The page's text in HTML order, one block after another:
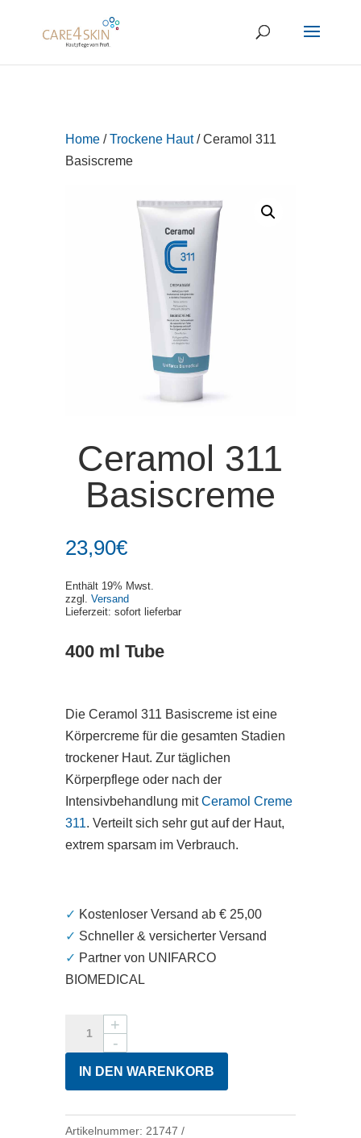
Home/Trockene Haut/ Ceramol 311
Basiscreme
Ceramol 311
Basiscreme
23,90€
Enthält 19% Mwst.
zzgl. Versand
Lieferzeit: sofort lieferbar
400 ml Tube
Die Ceramol 311 Basiscreme ist eine
Körpercreme für die gesamten Stadien
trockener Haut. Zur täglichen
Körperpflege oder nach der
Intensivbehandlung mitCeramol Creme
311. Verteilt sich sehr gut auf der Haut,
extrem sparsam im Verbrauch.
✓ Kostenloser Versand ab € 25,00
✓ Schneller & versicherter Versand
✓ Partner von UNIFARCO
BIOMEDICAL
Ceramol
Basiscreme
Menge
IN DEN WARENKORB
Artikelnummer: 21747